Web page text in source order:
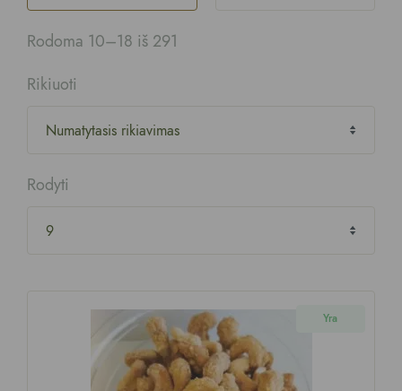
Rodoma 10–18 iš 291
Rikiuoti
Rodyti
Yra